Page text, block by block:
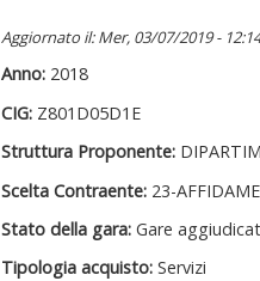
Aggiornato il: Mer, 03/07/2019 - 12:14
Anno: 2018
CIG: Z801D05D1E
Struttura Proponente:
Scelta Contraente: 23-
Stato della gara: Gare
Tipologia acquisto: Servizi